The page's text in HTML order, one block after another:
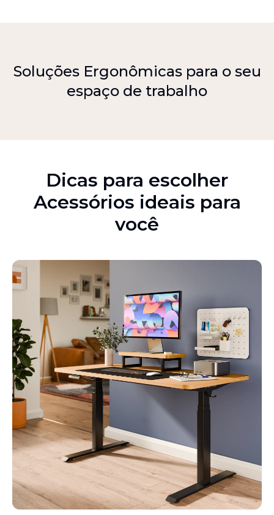
Soluções Ergonômicas para o seu
espaço de trabalho
Dicas para escolher
Acessórios ideais para
você